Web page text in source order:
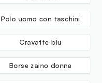
Polo uomo con taschini
Cravatte blu
Borse zaino donna